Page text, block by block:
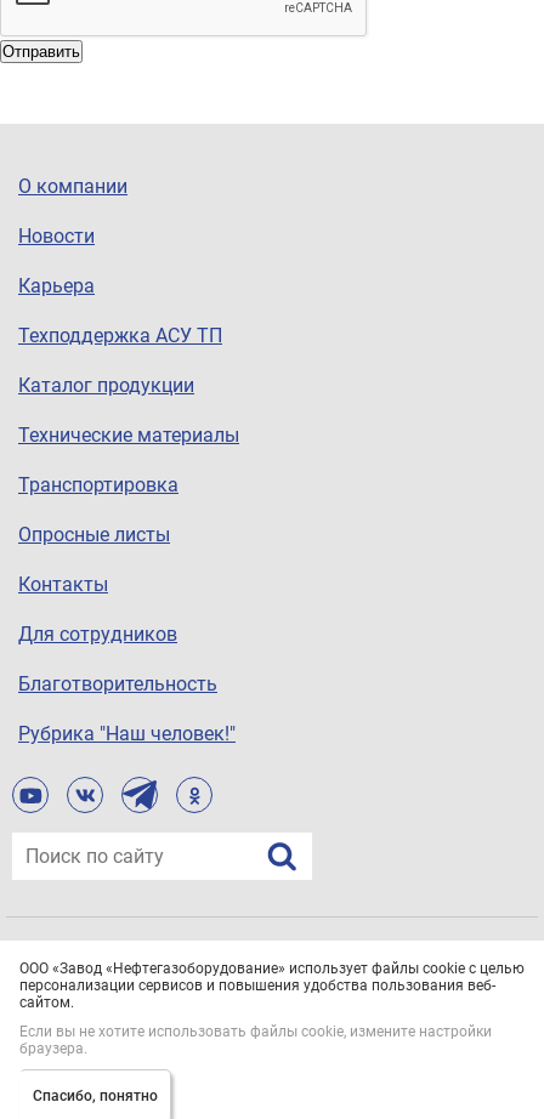
Отправить
О компании
Новости
Карьера
Техподдержка АСУ ТП
Каталог продукции
Технические материалы
Транспортировка
Опросные листы
Контакты
Для сотрудников
Благотворительность
Рубрика "Наш человек!"
Все права защищены.Политика конфиденциальности
ООО «Завод «Нефтегазоборудование» использует файлы cookie с целью
персонализации сервисов и повышения удобства пользования веб-
сайтом.
Если вы не хотите использовать файлы cookie, измените настройки
браузера.
Спасибо, понятно